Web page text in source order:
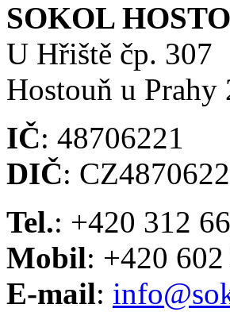
SOKOL
U Hřiště čp. 307
Hostouň u Prahy
IČ: 48706221
DIČ:
Tel.: +420 312
Mobil: +420
E-mail: